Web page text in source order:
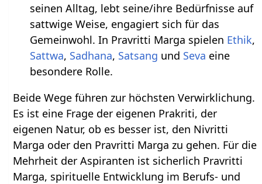
seinen Alltag, lebt seine/ihre Bedürfnisse auf
sattwige Weise, engagiert sich für das
Gemeinwohl. In Pravritti Marga spielen Ethik,
Sattwa, Sadhana, Satsang und Seva eine
besondere Rolle.
Beide Wege führen zur höchsten Verwirklichung.
Es ist eine Frage der eigenen Prakriti, der
eigenen Natur, ob es besser ist, den Nivritti
Marga oder den Pravritti Marga zu gehen. Für die
Mehrheit der Aspiranten ist sicherlich Pravritti
Marga, spirituelle Entwicklung im Berufs- und